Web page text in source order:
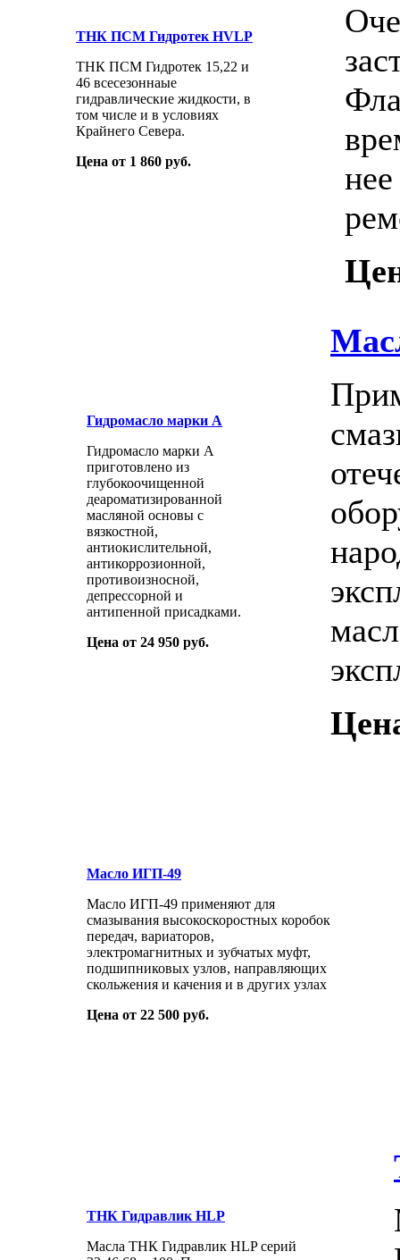
ТНК ПСМ Гидротек HVLP
ТНК ПСМ Гидротек 15,22 и
46 всесезоннаые
гидравлические жидкости, в
том числе и в условиях
Крайнего Севера.
Цена от 1 860 руб.
Гидромасло марки А
Гидромасло марки А
приготовлено из
глубокоочищенной
деароматизированной
масляной основы с
вязкостной,
антиокислительной,
антикоррозионной,
противоизносной,
депрессорной и
антипенной присадками.
Цена от 24 950 руб.
Масло ИГП-49
Масло ИГП-49 применяют для
смазывания высокоскоростных коробок
передач, вариаторов,
электромагнитных и зубчатых муфт,
подшипниковых узлов, направляющих
скольжения и качения и в других узлах
Цена от 22 500 руб.
ТНК Гидравлик HLP
Масла ТНК Гидравлик HLP серий